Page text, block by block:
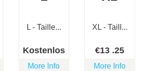
L - Taille...
Kostenlos
More Info
XL - Taill...
€13 .25
More Info